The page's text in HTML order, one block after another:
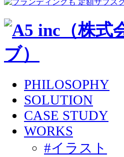
PHILOSOPHY
SOLUTION
CASE STUDY
WORKS
#イラスト